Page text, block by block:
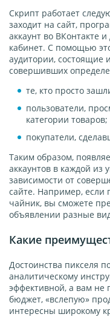
Скрипт работает
заходит на сайт,
аккаунт во ВКонтакте
кабинет. С помощью
аудитории, состоящие
совершивших
те, кто просто
пользователи,
категории товаров;
покупатели,
Таким образом,
аккаунтов в каждой из
зависимости от
сайте. Например, если
чайник, вы сможете
объявлении разные
Какие
Достоинства пикселя
аналитическому
эффективной, а вам не
бюджет, «вслепую»
интересны широкому